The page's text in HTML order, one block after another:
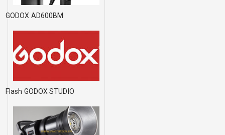
GODOX AD600BM
Flash GODOX STUDIO